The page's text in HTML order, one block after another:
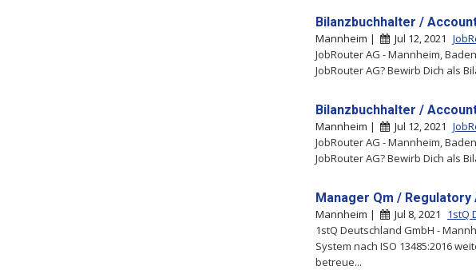
Bilanzbuchhalter /
Mannheim | Jul 12, 2021
JobRouter AG - Mannheim,
JobRouter AG? Bewirb Dich als
Bilanzbuchhalter /
Mannheim | Jul 12, 2021
JobRouter AG - Mannheim,
JobRouter AG? Bewirb Dich als
Manager Qm /
Mannheim | Jul 8, 2021
1stQ
1stQ Deutschland GmbH -
System nach ISO 13485:2016
betreue...